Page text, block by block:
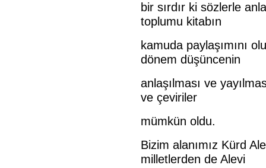
bir sırdır ki sözlerle
toplumu kitabın
kamuda paylaşımını
dönem düşüncenin
anlaşılması ve
ve çeviriler
mümkün oldu.
Bizim alanımız Kürd
milletlerden de Alevi